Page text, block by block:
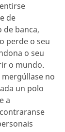
de
de banca,
perde o seu
o seu
o mundo.
no
un polo
a